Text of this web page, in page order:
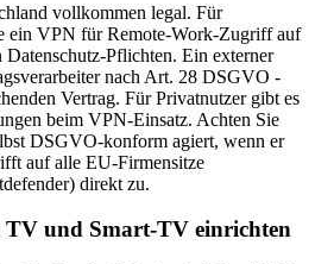
vollkommen legal. Für
ein VPN für Remote-Work-Zugriff auf
Pflichten. Ein externer
nach Art. 28 DSGVO -
Vertrag. Für Privatnutzer gibt es
beim VPN-Einsatz. Achten Sie
DSGVO-konform agiert, wenn er
auf alle EU-Firmensitze
direkt zu.
TV und Smart-TV einrichten